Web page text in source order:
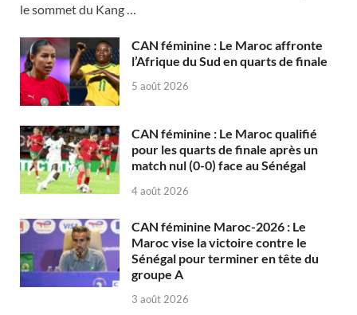
le sommet du Kang …
CAN féminine : Le Maroc affronte
l’Afrique du Sud en quarts de finale
5 août 2026
CAN féminine : Le Maroc qualifié
pour les quarts de finale après un
match nul (0-0) face au Sénégal
4 août 2026
CAN féminine Maroc-2026 : Le
Maroc vise la victoire contre le
Sénégal pour terminer en tête du
groupe A
3 août 2026